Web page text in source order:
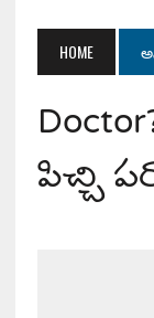
HOME
పిచ్చి